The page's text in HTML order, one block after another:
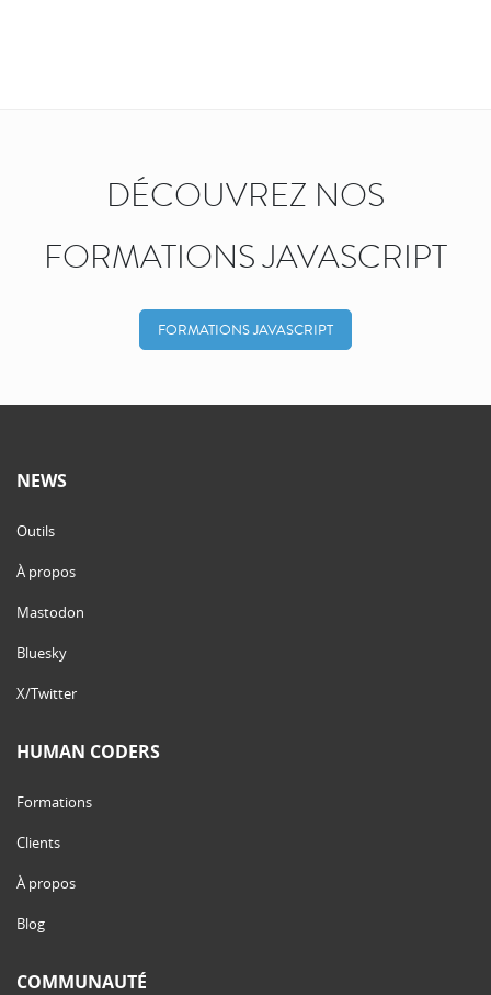
DÉCOUVREZ NOS
FORMATIONS JAVASCRIPT
FORMATIONS JAVASCRIPT
NEWS
Outils
À propos
Mastodon
Bluesky
X/Twitter
HUMAN CODERS
Formations
Clients
À propos
Blog
COMMUNAUTÉ